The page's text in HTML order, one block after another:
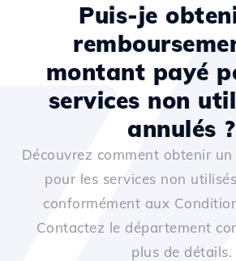
Puis-je
montant payé
services non
annulés ?
Découvrez comment obtenir
pour les services non
conformément aux
Contactez le département
plus de détails.